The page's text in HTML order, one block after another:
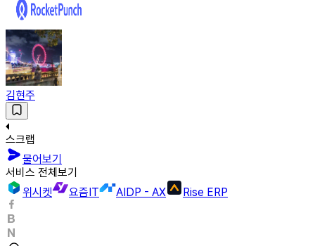
김현주
스크랩
물어보기
서비스 전체보기
위시켓
요즘IT AIDP - AX Rise ERP